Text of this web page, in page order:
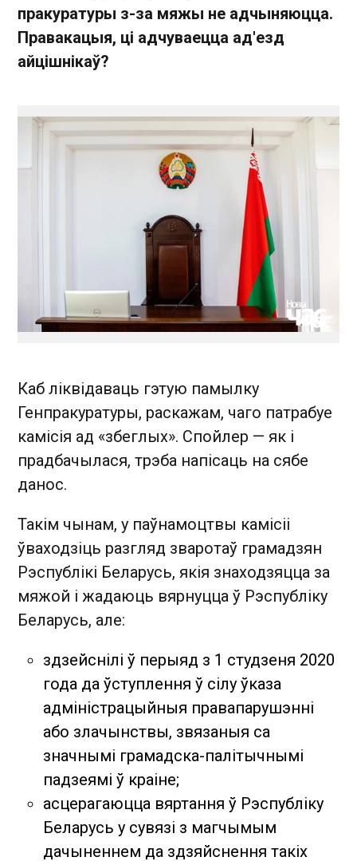
пракуратуры з-за мяжы не адчыняюцца.
Правакацыя, ці адчуваецца ад'езд
айцішнікаў?
Каб ліквідаваць гэтую памылку
Генпракуратуры, раскажам, чаго патрабуе
камісія ад «збеглых». Спойлер — як і
прадбачылася, трэба напісаць на сябе
данос.
Такім чынам, у паўнамоцтвы камісіі
ўваходзіць разгляд зваротаў грамадзян
Рэспублікі Беларусь, якія знаходзяцца за
мяжой і жадаюць вярнуцца ў Рэспубліку
Беларусь, але:
здзейснілі ў перыяд з 1 студзеня 2020
года да ўступлення ў сілу ўказа
адміністрацыйныя правапарушэнні
або злачынствы, звязаныя са
значнымі грамадска-палітычнымі
падзеямі ў краіне;
асцерагаюцца вяртання ў Рэспубліку
Беларусь у сувязі з магчымым
дачыненнем да здзяйснення такіх